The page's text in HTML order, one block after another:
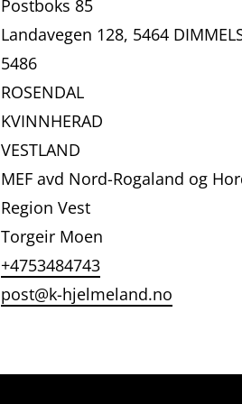
Postboks 85
Landavegen 128, 5464
5486
ROSENDAL
KVINNHERAD
VESTLAND
MEF avd Nord-Rogaland og
Region Vest
Torgeir Moen
+4753484743
post@k-hjelmeland.no